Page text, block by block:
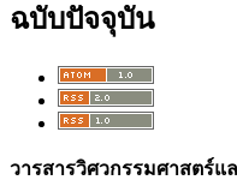
ฉบับปัจจุบัน
วารสารวิศวกรรมศาสตร์แ